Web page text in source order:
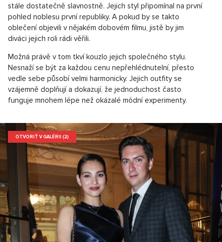
stále dostatečně slavnostně. Jejich styl připomínal na první
pohled noblesu první republiky. A pokud by se takto
oblečení objevili v nějakém dobovém filmu, jistě by jim
diváci jejich roli rádi věřili.
Možná právě v tom tkví kouzlo jejich společného stylu.
Nesnaží se být za každou cenu nepřehlédnutelní, přesto
vedle sebe působí velmi harmonicky. Jejich outfity se
vzájemně doplňují a dokazují, že jednoduchost často
funguje mnohem lépe než okázalé módní experimenty.
OTVORIŤ V GALÉRII (2)